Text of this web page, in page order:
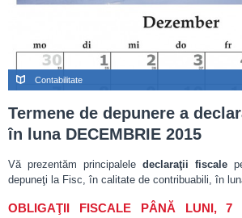
Contabilitate
Termene de depunere a
în luna DECEMBRIE 2015
Vă prezentăm principalele declaraţii fiscale
depuneţi la Fisc, în calitate de contribuabili, în
OBLIGAŢII FISCALE PÂNĂ LUNI, 7